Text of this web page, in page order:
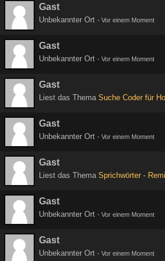
Gast
Unbekannter Ort - Vor einem Moment
Gast
Unbekannter Ort - Vor einem Moment
Gast
Liest das Thema Suche Coder für
Gast
Unbekannter Ort - Vor einem Moment
Gast
Liest das Thema Sprichwörter -
Gast
Unbekannter Ort - Vor einem Moment
Gast
Unbekannter Ort - Vor einem Moment